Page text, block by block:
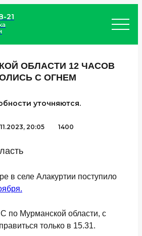
21
ОБЛАСТИ 12 ЧАСОВ
С ОГНЕМ
уточняются.
20:05 1400
в селе Алакуртии поступило
по Мурманской области, с
только в 15.31.